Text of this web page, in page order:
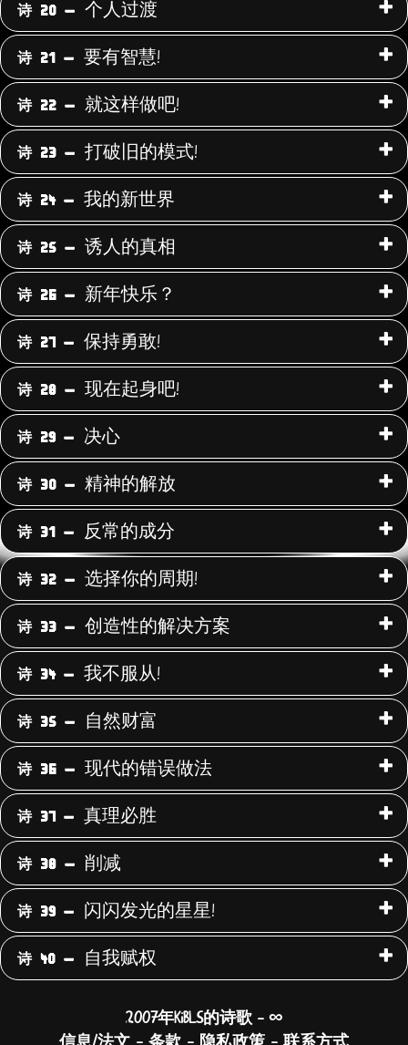
诗 20 - 个人过渡
诗 21 - 要有智慧!
诗 22 - 就这样做吧!
诗 23 - 打破旧的模式!
诗 24 - 我的新世界
诗 25 - 诱人的真相
诗 26 - 新年快乐？
诗 27 - 保持勇敢!
诗 28 - 现在起身吧!
诗 29 - 决心
诗 30 - 精神的解放
诗 31 - 反常的成分
诗 32 - 选择你的周期!
诗 33 - 创造性的解决方案
诗 34 - 我不服从!
诗 35 - 自然财富
诗 36 - 现代的错误做法
诗 37 - 真理必胜
诗 38 - 削减
诗 39 - 闪闪发光的星星!
诗 40 - 自我赋权
2007年KiBLS的诗歌 - ∞